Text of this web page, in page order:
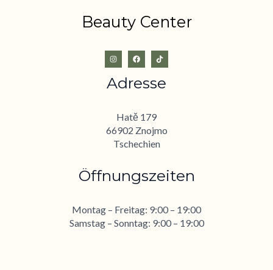
Beauty Center
Adresse
Hatě 179
66902 Znojmo
Tschechien
Öffnungszeiten
Montag – Freitag: 9:00 – 19:00
Samstag – Sonntag: 9:00 – 19:00